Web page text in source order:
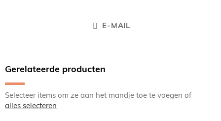
E-MAIL
Gerelateerde producten
Selecteer items om ze aan het mandje toe te voegen of
alles selecteren